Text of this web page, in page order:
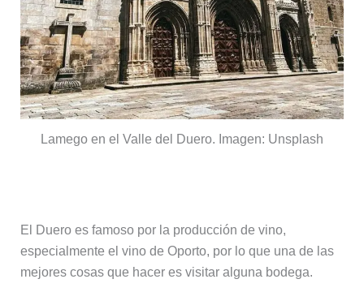
Lamego en el Valle del Duero. Imagen: Unsplash
El Duero es famoso por la producción de vino,
especialmente el vino de Oporto, por lo que una de las
mejores cosas que hacer es visitar alguna bodega.